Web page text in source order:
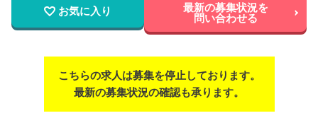
お気に入り 最新の募集状況を
問い合わせる
こちらの求人は募集を停止しております。
最新の募集状況の確認も承ります。